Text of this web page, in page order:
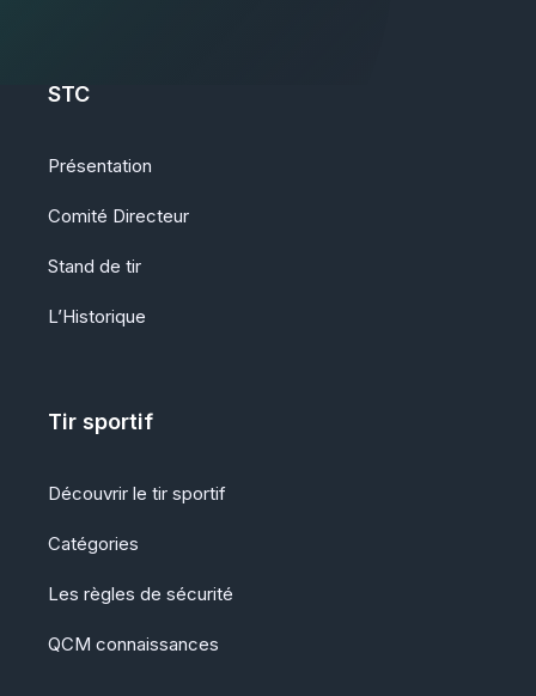
STC
Présentation
Comité Directeur
Stand de tir
L’Historique
Tir sportif
Découvrir le tir sportif
Catégories
Les règles de sécurité
QCM connaissances